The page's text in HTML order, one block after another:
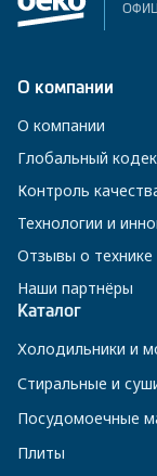
О компании
О компании
Глобальный
Контроль
Технологии и
Отзывы о технике
Наши партнёры
Каталог
Холодильники и
Стиральные и
Посудомоечные
Плиты